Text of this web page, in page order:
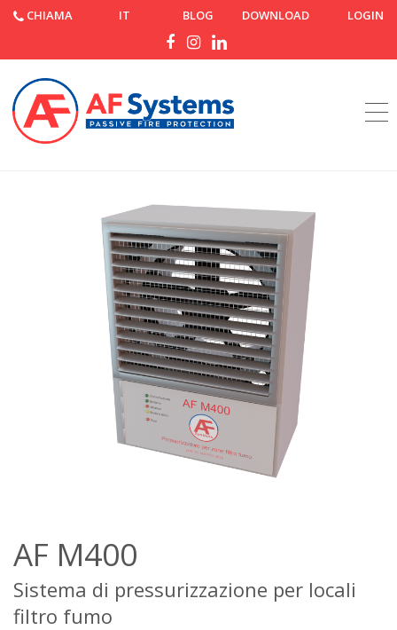
CHIAMA IT BLOG DOWNLOAD LOGIN
Home
AF M400
Sistema di pressurizzazione per locali
filtro fumo